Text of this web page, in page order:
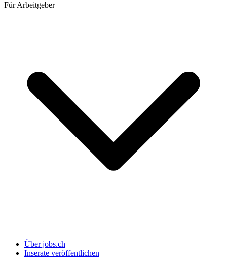
Für Arbeitgeber
Über jobs.ch
Inserate veröffentlichen